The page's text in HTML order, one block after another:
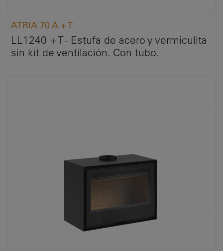
ATRIA 70 A + T
LL1240 + T - Estufa de acero y vermiculita
sin kit de ventilación. Con tubo.